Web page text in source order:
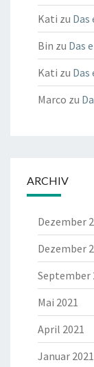
Kati zu
Bin zu Das
Kati zu
Marco zu
ARCHIV
Dezember
Dezember
September
Mai 2021
April 2021
Januar 2021